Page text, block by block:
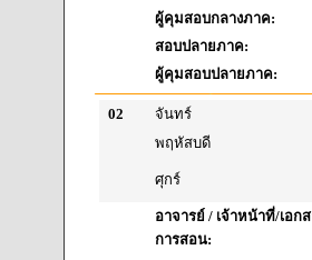
ผู้คุมสอบกลางภาค:
สอบปลายภาค:
ผู้คุมสอบปลายภาค:
02
จันทร์
พฤหัสบดี
ศุกร์
อาจารย์ / เจ้าหน้าที่/เอก
การสอน: